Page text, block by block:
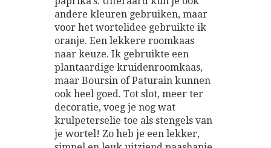
andere kleuren gebruiken, maar
voor het wortelidee gebruikte ik
oranje. Een lekkere roomkaas
naar keuze. Ik gebruikte een
plantaardige kruidenroomkaas,
maar Boursin of Paturain kunnen
ook heel goed. Tot slot, meer ter
decoratie, voeg je nog wat
krulpeterselie toe als stengels van
je wortel! Zo heb je een lekker,